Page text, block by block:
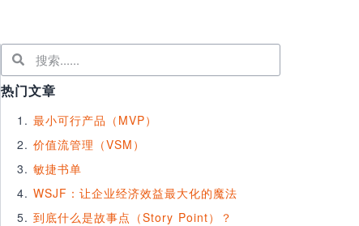
热门文章
最小可行产品（MVP）
价值流管理（VSM）
敏捷书单
WSJF：让企业经济效益最大化的魔法
到底什么是故事点（Story Point）？